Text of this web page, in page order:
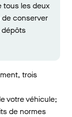
tous les deux
de conserver
dépôts
trois
votre véhicule;
de normes